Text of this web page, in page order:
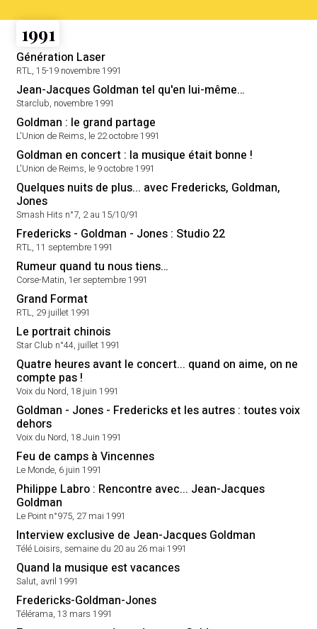
1991
Génération Laser
RTL, 15-19 novembre 1991
Jean-Jacques Goldman tel qu'en lui-même…
Starclub, novembre 1991
Goldman : le grand partage
L'Union de Reims, le 22 octobre 1991
Goldman en concert : la musique était bonne !
L'Union de Reims, le 9 octobre 1991
Quelques nuits de plus... avec Fredericks, Goldman,
Jones
Smash Hits n°7, 2 au 15/10/91
Fredericks - Goldman - Jones : Studio 22
RTL, 11 septembre 1991
Rumeur quand tu nous tiens…
Corse-Matin, 1er septembre 1991
Grand Format
RTL, 29 juillet 1991
Le portrait chinois
Star Club n°44, juillet 1991
Quatre heures avant le concert... quand on aime, on ne
compte pas !
Voix du Nord, 18 juin 1991
Goldman - Jones - Fredericks et les autres : toutes voix
dehors
Voix du Nord, 18 Juin 1991
Feu de camps à Vincennes
Le Monde, 6 juin 1991
Philippe Labro : Rencontre avec... Jean-Jacques
Goldman
Le Point n°975, 27 mai 1991
Interview exclusive de Jean-Jacques Goldman
Télé Loisirs, semaine du 20 au 26 mai 1991
Quand la musique est vacances
Salut, avril 1991
Fredericks-Goldman-Jones
Télérama, 13 mars 1991